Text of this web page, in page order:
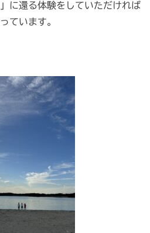
に還る体験をしていただければ
ています。